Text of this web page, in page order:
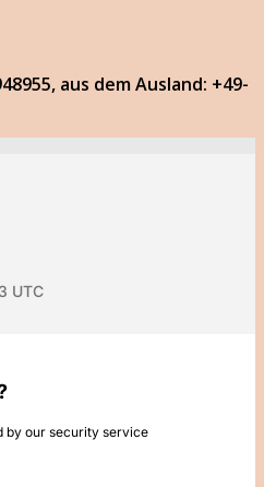
aus dem Ausland: +49-